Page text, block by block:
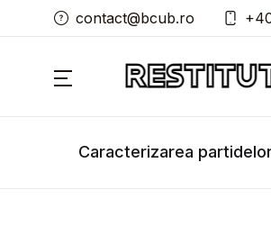
contact@bcub.ro
Caracterizarea